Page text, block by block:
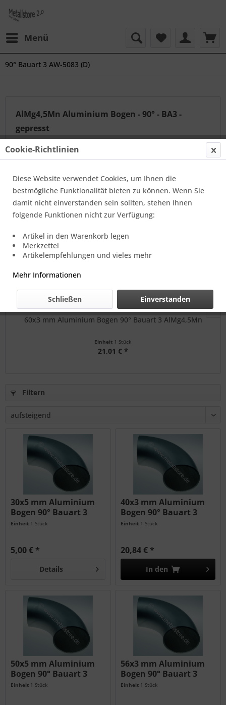
Menü
90° Bauart 3 AW-5083 (D)
AlMg4,5Mn Aluminium Bogen - 90° - BA3 -
gepresst
Eine Übersicht über unsere Long Radius 90° AW-5083
Aluminium Anschweißbögen im Maß von 30 bis 160 mm
mehr erfahren »
Topseller
60x3 mm Aluminium Bogen 90° Bauart 3 AlMg4,5Mn
Einheit 1 Stück
21,01 € *
Filtern
30x5 mm Aluminium
Bogen 90° Bauart 3
AlMg4,5Mn
Einheit 1 Stück
5,00 € *
Details
40x3 mm Aluminium
Bogen 90° Bauart 3
AlMg4,5Mn
Einheit 1 Stück
20,84 € *
In den
50x5 mm Aluminium
Bogen 90° Bauart 3
AlMg4,5Mn
Einheit 1 Stück
56x3 mm Aluminium
Bogen 90° Bauart 3
AlMg4,5Mn
Einheit 1 Stück
Cookie-Richtlinien
Diese Website verwendet Cookies, um Ihnen die
bestmögliche Funktionalität bieten zu können. Wenn Sie
damit nicht einverstanden sein sollten, stehen Ihnen
folgende Funktionen nicht zur Verfügung:
Artikel in den Warenkorb legen
Merkzettel
Artikelempfehlungen und vieles mehr
Mehr Informationen
Einverstanden
Schließen